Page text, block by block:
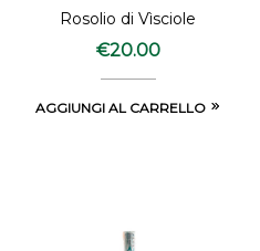
Rosolio di Vìsciole
€20.00
AGGIUNGI AL CARRELLO